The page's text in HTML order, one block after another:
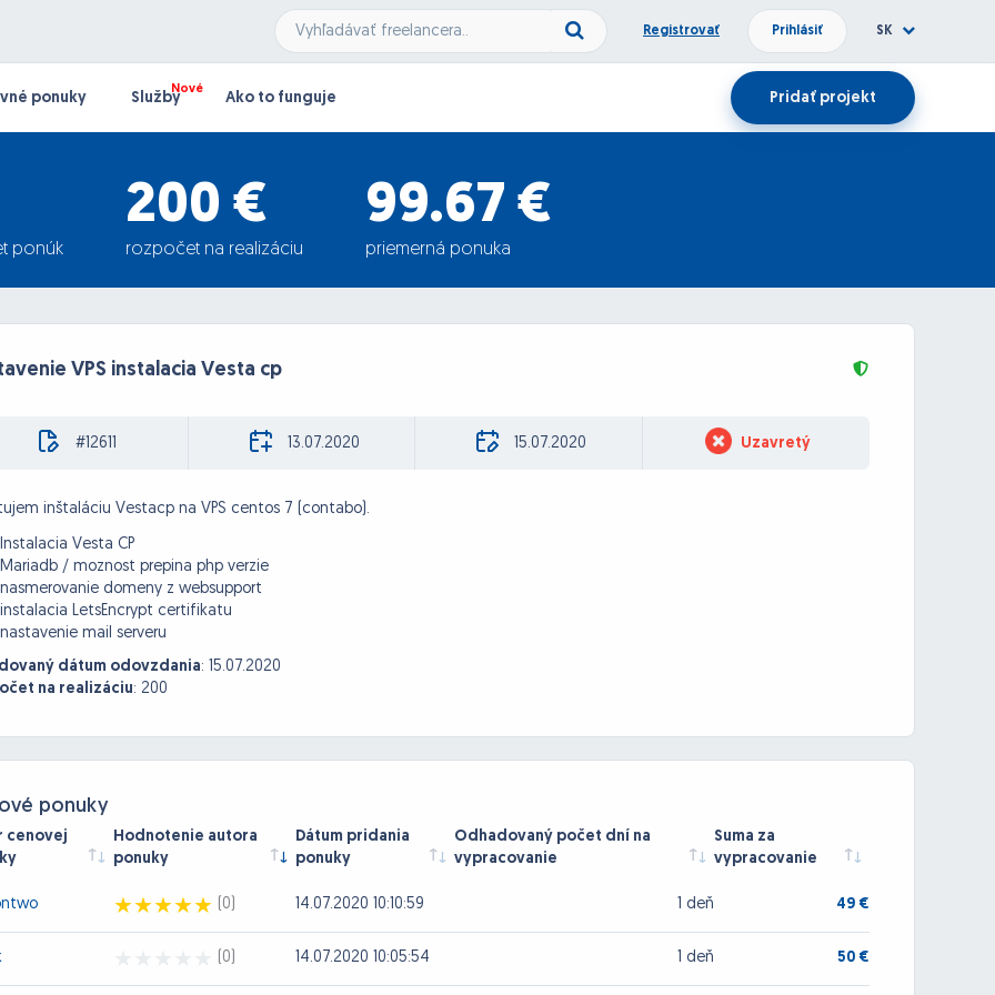
Registrovať Prihlásiť SK
ponuky Služby Ako to funguje Pridať projekt
ponúk
200 €
rozpočet na realizáciu
99.67 €
priemerná ponuka
VPS instalacia Vesta cp
#12611 13.07.2020 15.07.2020 Uzavretý
inštaláciu Vestacp na VPS centos 7 (contabo).
Instalacia Vesta CP
Mariadb / moznost prepina php verzie
nasmerovanie domeny z websupport
instalacia LetsEncrypt certifikatu
nastavenie mail serveru
dátum odovzdania: 15.07.2020
na realizáciu: 200
ponuky
cenovej
Hodnotenie autora
ponuky
Dátum pridania
ponuky
Odhadovaný počet dní na
vypracovanie
Suma za
vypracovanie
(0) 14.07.2020 10:10:59 1 deň 49 €
(0) 14.07.2020 10:05:54 1 deň 50 €